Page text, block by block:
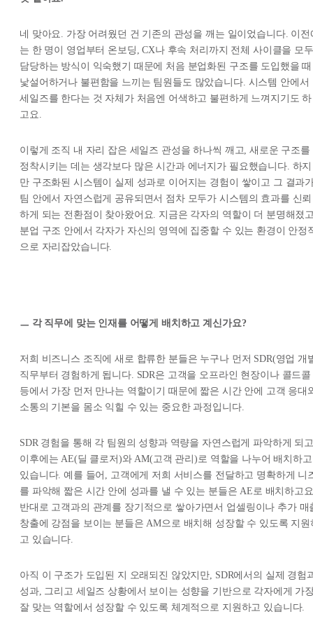
네 맞아요. 가장 어려웠던 건 기존의 관성을 깨는 일이었습니다. 이전
는 한 명이 영업부터 온보딩, CX나 후속 처리까지 전체 사이클을 모두
담당하는 방식이 익숙했기 때문에 처음 분업화된 구조를 도입했을 때
낯설어하거나 불편함을 느끼는 팀원들도 많았습니다. 시스템 안에서
세일즈를 한다는 것 자체가 처음엔 어색하고 불편하게 느껴지기도 하
고요.
이렇게 조직 내 자리 잡은 세일즈 관성을 하나씩 깨고, 새로운 구조를
정착시키는 데는 생각보다 많은 시간과 에너지가 필요했습니다. 하지
만 구조화된 시스템이 실제 성과로 이어지는 경험이 쌓이고 그 결과
팀 안에서 자연스럽게 공유되면서 점차 모두가 시스템의 효과를 신뢰
하게 되는 전환점이 찾아왔어요. 지금은 각자의 역할이 더 분명해졌
분업 구조 안에서 각자가 자신의 영역에 집중할 수 있는 환경이 안정
으로 자리잡았습니다.
ㅡ 각 직무에 맞는 인재를 어떻게 배치하고 계신가요?
저희 비즈니스 조직에 새로 합류한 분들은 누구나 먼저 SDR(영업 개
직무부터 경험하게 됩니다. SDR은 고객을 오프라인 현장이나 콜드콜
등에서 가장 먼저 만나는 역할이기 때문에 짧은 시간 안에 고객 응대
소통의 기본을 몸소 익힐 수 있는 중요한 과정입니다.
SDR 경험을 통해 각 팀원의 성향과 역량을 자연스럽게 파악하게 되고
이후에는 AE(딜 클로저)와 AM(고객 관리)로 역할을 나누어 배치하고
있습니다. 예를 들어, 고객에게 저희 서비스를 전달하고 명확하게 니
를 파악해 짧은 시간 안에 성과를 낼 수 있는 분들은 AE로 배치하고
반대로 고객과의 관계를 장기적으로 쌓아가면서 업셀링이나 추가 매
창출에 강점을 보이는 분들은 AM으로 배치해 성장할 수 있도록 지원
고 있습니다.
아직 이 구조가 도입된 지 오래되진 않았지만, SDR에서의 실제 경험
성과, 그리고 세일즈 상황에서 보이는 성향을 기반으로 각자에게 가
잘 맞는 역할에서 성장할 수 있도록 체계적으로 지원하고 있습니다.